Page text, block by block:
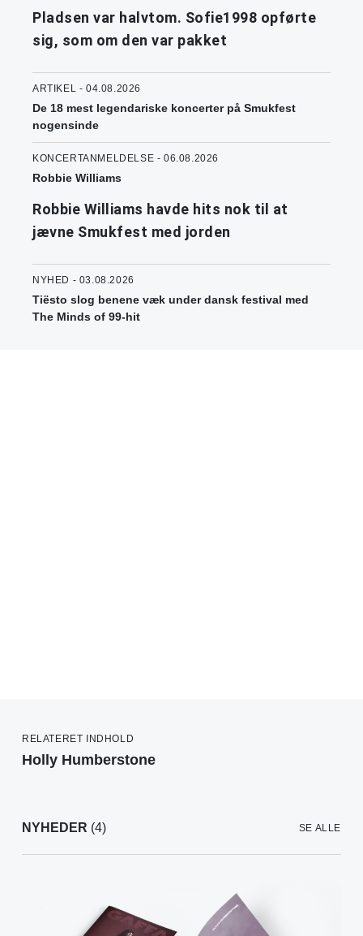
Pladsen var halvtom. Sofie1998 opførte
sig, som om den var pakket
ARTIKEL - 04.08.2026
De 18 mest legendariske koncerter på Smukfest
nogensinde
KONCERTANMELDELSE - 06.08.2026
Robbie Williams
Robbie Williams havde hits nok til at
jævne Smukfest med jorden
NYHED - 03.08.2026
Tiësto slog benene væk under dansk festival med
The Minds of 99-hit
RELATERET INDHOLD
Holly Humberstone
NYHEDER (4) SE ALLE